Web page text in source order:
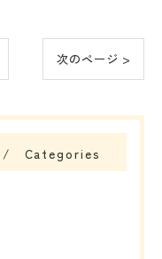
次のページ >
Categories